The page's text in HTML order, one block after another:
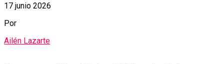
17 junio 2026
Por
Ailén Lazarte